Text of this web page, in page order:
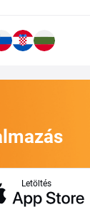
Letöltés